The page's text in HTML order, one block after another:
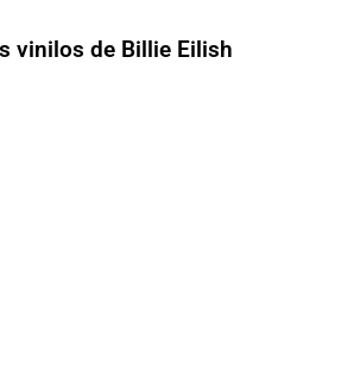
vinilos de Billie Eilish